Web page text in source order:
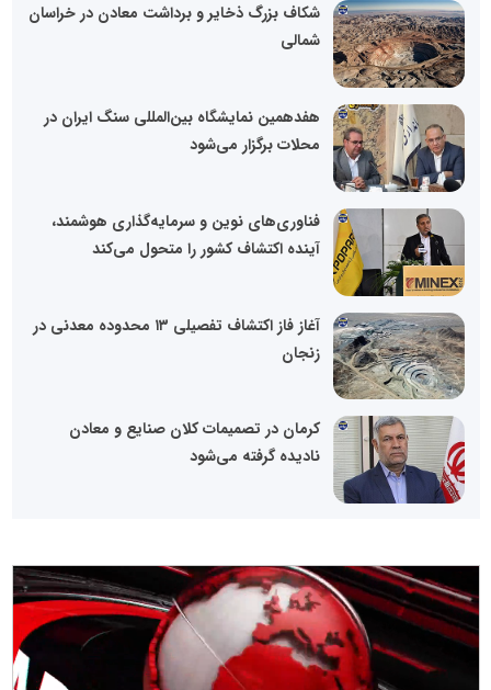
شکاف بزرگ ذخایر و برداشت معادن در خراسان
شمالی
هفدهمین نمایشگاه بین‌المللی سنگ ایران در
محلات برگزار می‌شود
فناوری‌های نوین و سرمایه‌گذاری هوشمند،
آینده اکتشاف کشور را متحول می‌کند
آغاز فاز اکتشاف تفصیلی ۱۳ محدوده معدنی در
زنجان
کرمان در تصمیمات کلان صنایع و معادن
نادیده گرفته می‌شود